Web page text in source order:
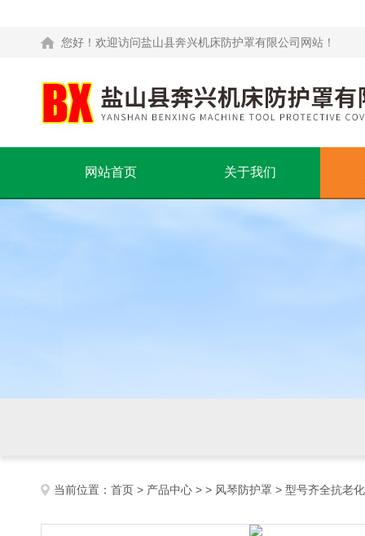
您好！欢迎访问盐山县奔兴机床防护罩有限公司网站！
网站首页 关于我们
当前位置： 首页 > 产品中心 > > 风琴防护罩 > 型号齐全抗老